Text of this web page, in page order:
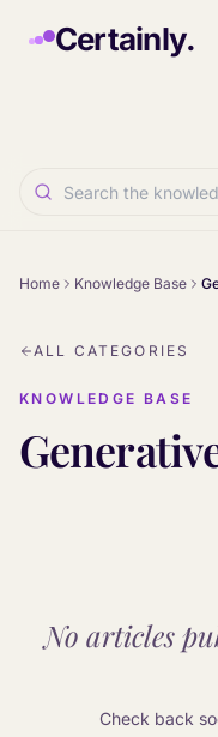
Certainly.
Home Knowledge Base
ALL CATEGORIES
KNOWLEDGE BASE
No articles
Check back